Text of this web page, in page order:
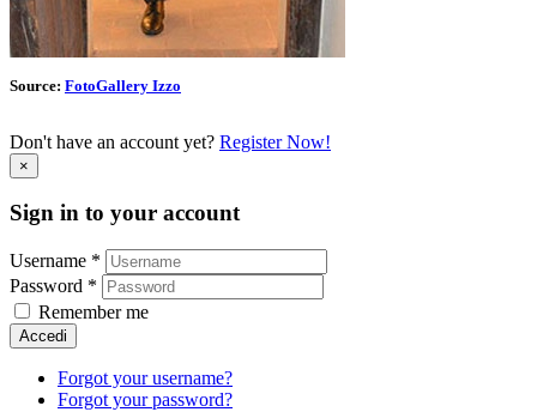
Source: FotoGallery Izzo
Don't have an account yet? Register Now!
×
Sign in to your account
Username *
Password *
Remember me
Accedi
Forgot your username?
Forgot your password?